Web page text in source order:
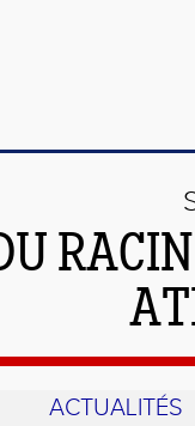
ACTUALITÉS